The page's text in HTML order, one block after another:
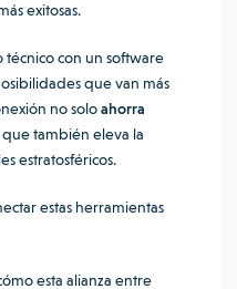
exitosas.
técnico con un software
que van más
no soloahorra
que también eleva la
estratosféricos.
estas herramientas
esta alianza entre